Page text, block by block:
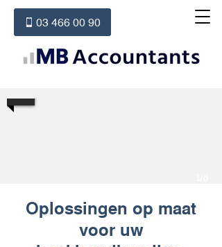
03 466 00 90
Oplossingen op maat
voor uw